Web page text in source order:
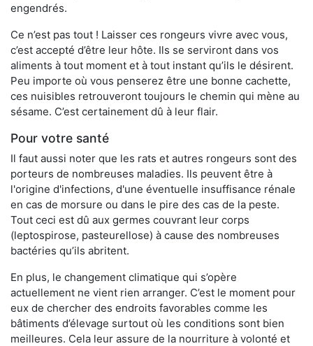
engendrés.
Ce n’est pas tout ! Laisser ces rongeurs vivre avec vous,
c’est accepté d’être leur hôte. Ils se serviront dans vos
aliments à tout moment et à tout instant qu’ils le désirent.
Peu importe où vous penserez être une bonne cachette,
ces nuisibles retrouveront toujours le chemin qui mène au
sésame. C’est certainement dû à leur flair.
Pour votre santé
Il faut aussi noter que les rats et autres rongeurs sont des
porteurs de nombreuses maladies. Ils peuvent être à
l'origine d'infections, d'une éventuelle insuffisance rénale
en cas de morsure ou dans le pire des cas de la peste.
Tout ceci est dû aux germes couvrant leur corps
(leptospirose, pasteurellose) à cause des nombreuses
bactéries qu’ils abritent.
En plus, le changement climatique qui s’opère
actuellement ne vient rien arranger. C’est le moment pour
eux de chercher des endroits favorables comme les
bâtiments d’élevage surtout où les conditions sont bien
meilleures. Cela leur assure de la nourriture à volonté et